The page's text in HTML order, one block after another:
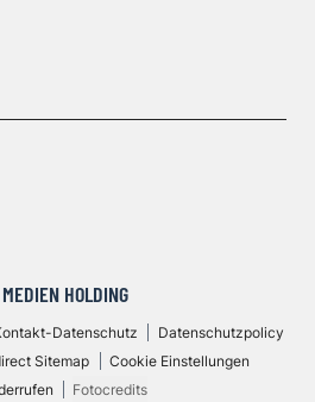
HOLDING
Datenschutz
Datenschutzpolicy
Sitemap
Cookie Einstellungen
Fotocredits